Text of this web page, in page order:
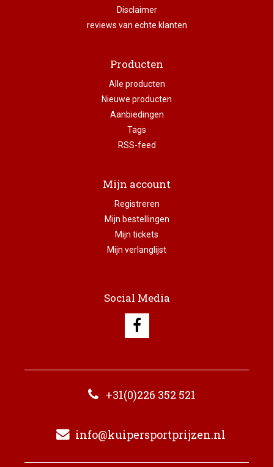
Disclaimer
reviews van echte klanten
Producten
Alle producten
Nieuwe producten
Aanbiedingen
Tags
RSS-feed
Mijn account
Registreren
Mijn bestellingen
Mijn tickets
Mijn verlanglijst
Social Media
+31(0)226 352 521
info@kuipersportprijzen.nl